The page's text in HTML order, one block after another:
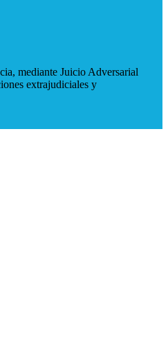
mediante Juicio Adversarial
extrajudiciales y